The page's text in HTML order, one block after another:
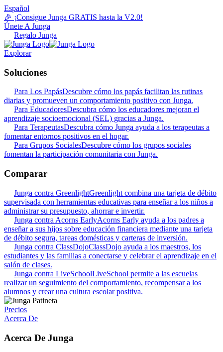
Español
🎉 ¡Consigue Junga GRATIS hasta la V2.0!
Únete A Junga
Regalo Junga
Explorar
Soluciones
Para Los PapásDescubre cómo los papás facilitan las rutinas
diarias y promueven un comportamiento positivo con Junga.
Para EducadoresDescubra cómo los educadores mejoran el
aprendizaje socioemocional (SEL) gracias a Junga.
Para TerapeutasDescubra cómo Junga ayuda a los terapeutas a
fomentar entornos positivos en el hogar.
Para Grupos SocialesDescubre cómo los grupos sociales
fomentan la participación comunitaria con Junga.
Comparar
Junga contra GreenlightGreenlight combina una tarjeta de débito
supervisada con herramientas educativas para enseñar a los niños a
administrar su presupuesto, ahorrar e invertir.
Junga contra Acorns EarlyAcorns Early ayuda a los padres a
enseñar a sus hijos sobre educación financiera mediante una tarjeta
de débito segura, tareas domésticas y carteras de inversión.
Junga contra ClassDojoClassDojo ayuda a los maestros, los
estudiantes y las familias a conectarse y celebrar el aprendizaje en el
salón de clases.
Junga contra LiveSchoolLiveSchool permite a las escuelas
realizar un seguimiento del comportamiento, recompensar a los
alumnos y crear una cultura escolar positiva.
Precios
Acerca De
Acerca De Junga